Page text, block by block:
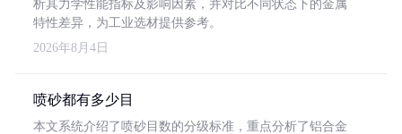
析其力学性能指标及影响因素，并对比不同状态下的金属
特性差异，为工业选材提供参考。
2026年8月4日
喷砂都有多少目
本文系统介绍了喷砂目数的分级标准，重点分析了铝合金